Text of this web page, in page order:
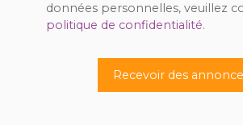
données personnelles, veuillez
politique de confidentialité.
Recevoir des